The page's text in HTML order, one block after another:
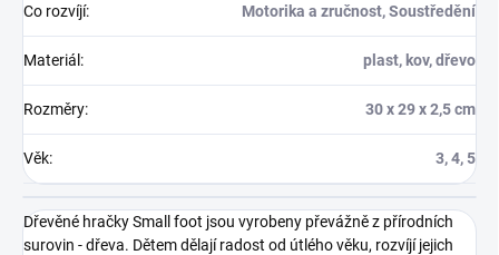
Co rozvíjí: Motorika a zručnost, Soustředění
Materiál : plast, kov, dřevo
Rozměry: 30 x 29 x 2,5 cm
Věk: 3, 4, 5
Dřevěné hračky Small foot jsou vyrobeny převážně z přírodních
surovin - dřeva. Dětem dělají radost od útlého věku, rozvíjí jejich